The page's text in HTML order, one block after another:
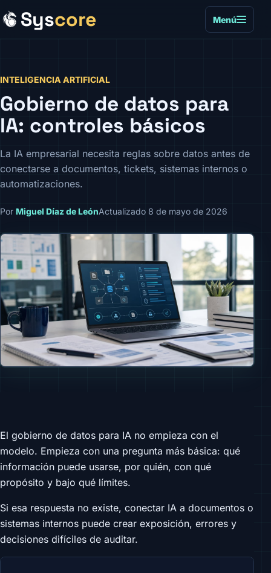
Syscore Menú
INTELIGENCIA ARTIFICIAL
Gobierno de datos para
IA: controles básicos
La IA empresarial necesita reglas sobre datos antes de
conectarse a documentos, tickets, sistemas internos o
automatizaciones.
Por Miguel Díaz de LeónActualizado 8 de mayo de 2026
El gobierno de datos para IA no empieza con el
modelo. Empieza con una pregunta más básica: qué
información puede usarse, por quién, con qué
propósito y bajo qué límites.
Si esa respuesta no existe, conectar IA a documentos o
sistemas internos puede crear exposición, errores y
decisiones difíciles de auditar.